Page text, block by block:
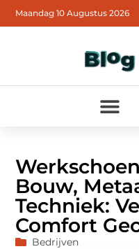
Maandag 10 Augustus 2026
Bouw,
Techniek:
Comfort
Bedrijven